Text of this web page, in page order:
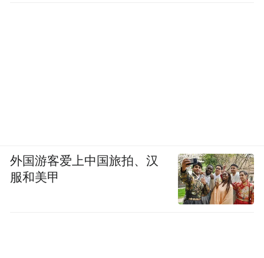
外国游客爱上中国旅拍、汉
服和美甲